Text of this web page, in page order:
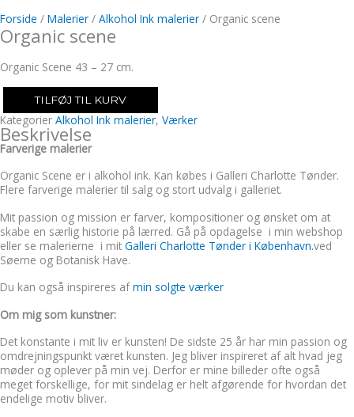
Forside / Malerier / Alkohol Ink malerier / Organic scene
Organic scene
Organic Scene 43 – 27 cm.
TILFØJ TIL KURV
Kategorier Alkohol Ink malerier, Værker
Beskrivelse
Farverige malerier
Organic Scene er i alkohol ink. Kan købes i Galleri Charlotte Tønder.
Flere farverige malerier til salg og stort udvalg i galleriet.
Mit passion og mission er farver, kompositioner og ønsket om at
skabe en særlig historie på lærred. Gå på opdagelse i min webshop
eller se malerierne i mit Galleri Charlotte Tønder i København.ved
Søerne og Botanisk Have.
Du kan også inspireres afmin solgte værker
Om mig som kunstner:
Det konstante i mit liv er kunsten! De sidste 25 år har min passion og
omdrejningspunkt været kunsten. Jeg bliver inspireret af alt hvad jeg
møder og oplever på min vej. Derfor er mine billeder ofte også
meget forskellige, for mit sindelag er helt afgørende for hvordan det
endelige motiv bliver.